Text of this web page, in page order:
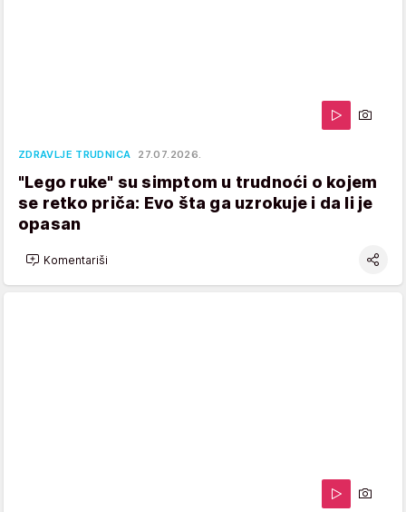
ZDRAVLJE TRUDNICA 27.07.2026.
"Lego ruke" su simptom u trudnoći o kojem
se retko priča: Evo šta ga uzrokuje i da li je
opasan
Komentariši